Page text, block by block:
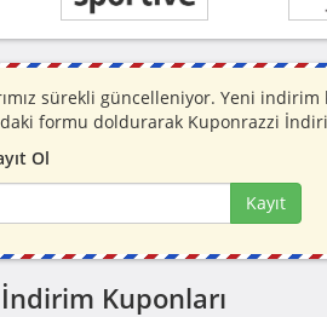
sürekli güncelleniyor. Yeni
formu doldurarak Kuponrazzi
Ol
Kayıt
Kuponları